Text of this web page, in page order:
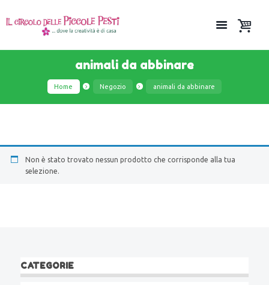
animali da abbinare
Home Negozio animali da abbinare
Non è stato trovato nessun prodotto che corrisponde alla tua
selezione.
CATEGORIE